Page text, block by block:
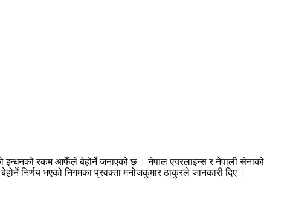
इन्धनको रकम आफैँले बेहोर्ने जनाएको छ । नेपाल एयरलाइन्स र नेपाली सेनाको
निर्णय भएको निगमका प्रवक्ता मनोजकुमार ठाकुरले जानकारी दिए ।